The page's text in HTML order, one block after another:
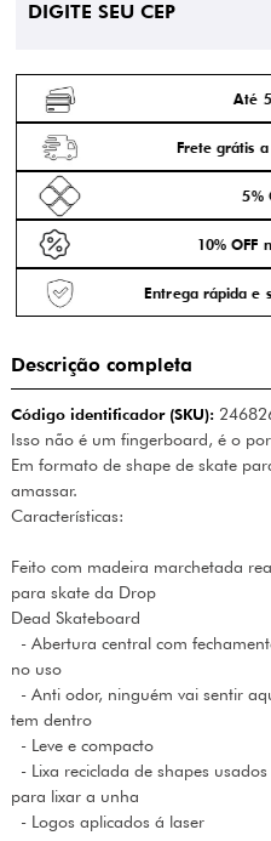
Até
Frete grátis
5%
10% OFF
Entrega rápida e
Descrição completa
Código identificador (SKU):
Isso não é um fingerboard, é o
Em formato de shape de skate
amassar.
Características:
Feito com madeira marchetada
para skate da Drop
Dead Skateboard
- Abertura central com
no uso
- Anti odor, ninguém vai sentir
tem dentro
- Leve e compacto
- Lixa reciclada de shapes
para lixar a unha
- Logos aplicados á laser